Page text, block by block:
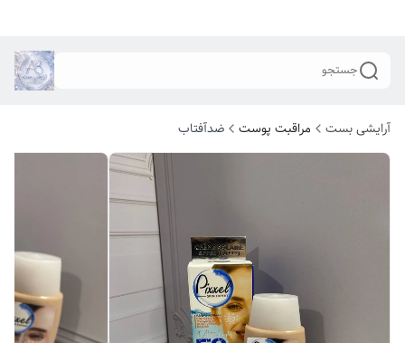
جستجو
آرایشی بست مراقبت پوست ضدآفتاب